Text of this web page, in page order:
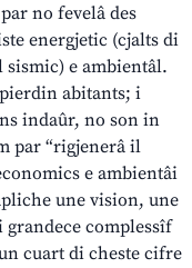
no fevelâ des
energjetic (cjalts di
e ambientâl.
abitants; i
indaûr, no son in
par “rigjenerâ il
e ambientâi
une vision, une
complessîf
cuart di cheste cifre